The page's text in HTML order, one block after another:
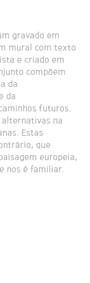
gravado em
mural com texto
e criado em
compõem
da
da
futuros.
alternativas na
Estas
que
europeia,
nos é familiar.